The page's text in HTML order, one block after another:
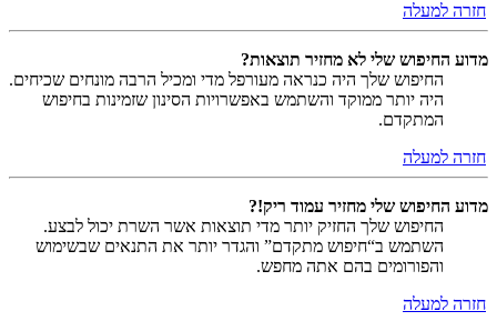
חזרה למעלה
מדוע החיפוש שלי לא מחזיר תוצאות?
החיפוש שלך היה כנראה מעורפל מדי ומכיל הרבה מונחים שכיחים.
היה יותר ממוקד והשתמש באפשרויות הסינון שזמינות בחיפוש
המתקדם.
חזרה למעלה
מדוע החיפוש שלי מחזיר עמוד ריק!?
החיפוש שלך החזיק יותר מדי תוצאות אשר השרת יכול לבצע.
השתמש ב“חיפוש מתקדם” והגדר יותר את התנאים שבשימוש
והפורומים בהם אתה מחפש.
חזרה למעלה